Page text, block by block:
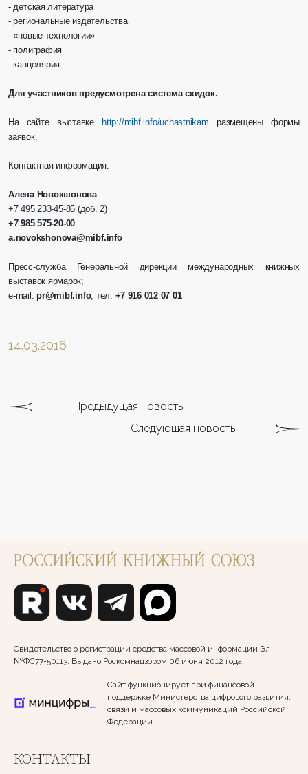
- детская литература
- региональные издательства
- «новые технологии»
- полиграфия
- канцелярия
Для участников предусмотрена система скидок.
На сайте выставкеhttp://mibf.info/uchastnikam размещены формы
заявок.
Контактная информация:
Алена Новокшонова
+7 495 233-45-85 (доб. 2)
+7 985 575-20-00
a.novokshonova@mibf.info
Пресс-служба Генеральной дирекции международных книжных
выставок ярмарок;
e-mail:pr@mibf.info, тел: +7 916 012 07 01
14.03.2016
Предыдущая новость
Следующая новость
Свидетельство о регистрации средства массовой информации Эл
№ФС77-50113. Выдано Роскомнадзором 06 июня 2012 года.
Сайт функционирует при финансовой
поддержке Министерства цифрового развития,
связи и массовых коммуникаций Российской
Федерации.
КОНТАКТЫ